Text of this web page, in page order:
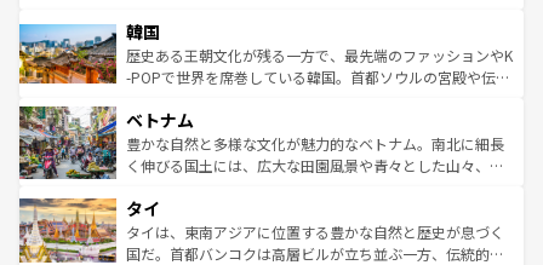
ワイを、存分に味わってほしい。 なお、新着のハワイ情報
はコンテンツ一覧を参照してほしい。
いる。アクティビティも充実しており、サーフィンやダイ
ビング、ハイキングなど、アウトドア好きにはたまらな
い。オーストラリアの多彩な魅力を存分に味わいつくそ
参照してほしい。
ン）、静ひつな山岳地帯である台湾東部など、都市の喧騒
と山間の静けさが共存しており、訪れる人に新しい発見と
驚きをもたらしてくれる。また、奥深い台湾の食文化も魅
容にもいいと評判のスイーツなど、バラエティ豊かな料理
が味わえる。 なお、新着の台湾情報は コンテンツ一覧を参
照してほしい。
韓国
歴史ある王朝文化が残る一方で、最先端のファッションやK
-POPで世界を席巻している韓国。首都ソウルの宮殿や伝統
き、地方に足を延ばせば四季折々の自然美を楽しむことが
できる。そして、キムチや焼肉、絶品のストリートフード
まで、さまざまな韓国料理が待っている。夜には、韓国な
リティに包まれながら、韓国の多彩な魅力を心ゆくまで味
わってみてほしい。 なお、新着の韓国情報はコンテンツ一
覧を参照してほしい。
ベトナム
豊かな自然と多様な文化が魅力的なベトナム。南北に細長
く伸びる国土には、広大な田園風景や青々とした山々、世
急速な発展と共に伝統が息づく。ハノイの古い町並みやホ
ーチミン市のフランス統治時代の建物も、独特の雰囲気を
醸し出している。また、バラエティの豊かさとおいしさで
タイ
タイは、東南アジアに位置する豊かな自然と歴史が息づく
国だ。首都バンコクは高層ビルが立ち並ぶ一方、伝統的な